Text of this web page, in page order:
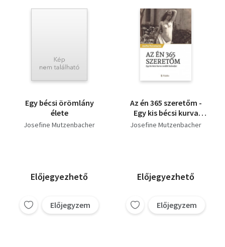
Társadalomtudomány
Egy bécsi örömlány
élete
Josefine Mutzenbacher
Előjegyezhető
Előjegyzem
Az én 365 szeretőm -
Egy kis bécsi kurva
további kalandjai
Josefine Mutzenbacher
Előjegyezhető
Előjegyzem